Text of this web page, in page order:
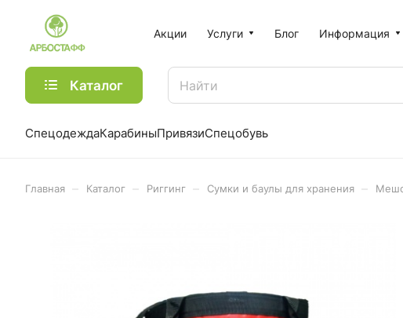
Акции Услуги Блог Информация
Каталог
СпецодеждаКарабиныПривязиСпецобувь
Главная Каталог Риггинг Сумки и баулы для хранения